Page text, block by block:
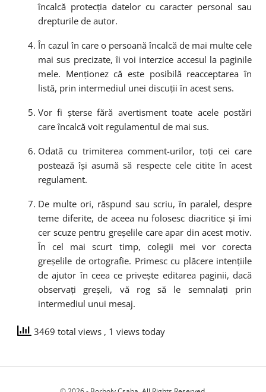
încalcă protecția datelor cu caracter personal sau
drepturile de autor.
În cazul în care o persoană încalcă de mai multe cele
mai sus precizate, îi voi interzice accesul la paginile
mele. Menționez că este posibilă reacceptarea în
listă, prin intermediul unei discuții în acest sens.
Vor fi șterse fără avertisment toate acele postări
care încalcă voit regulamentul de mai sus.
Odată cu trimiterea comment-urilor, toți cei care
postează își asumă să respecte cele citite în acest
regulament.
De multe ori, răspund sau scriu, în paralel, despre
teme diferite, de aceea nu folosesc diacritice și îmi
cer scuze pentru greșelile care apar din acest motiv.
În cel mai scurt timp, colegii mei vor corecta
greșelile de ortografie. Primesc cu plăcere intențiile
de ajutor în ceea ce privește editarea paginii, dacă
observați greșeli, vă rog să le semnalați prin
intermediul unui mesaj.
3469 total views , 1 views today